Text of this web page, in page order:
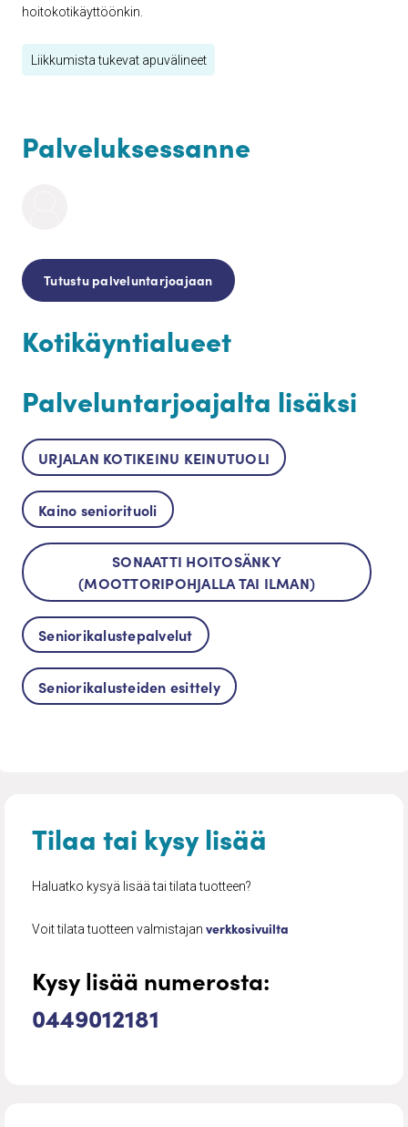
hoitokotikäyttöönkin.
Liikkumista tukevat apuvälineet
Palveluksessanne
Tutustu palveluntarjoajaan
Kotikäyntialueet
Palveluntarjoajalta lisäksi
URJALAN KOTIKEINU KEINUTUOLI
Kaino seniorituoli
SONAATTI HOITOSÄNKY
(MOOTTORIPOHJALLA TAI ILMAN)
Seniorikalustepalvelut
Seniorikalusteiden esittely
Tilaa tai kysy lisää
Haluatko kysyä lisää tai tilata tuotteen?
Voit tilata tuotteen valmistajan verkkosivuilta
Kysy lisää numerosta:
0449012181